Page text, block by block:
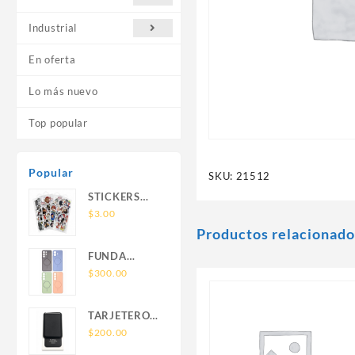
Industrial
En oferta
Lo más nuevo
Top popular
Popular
STICKERS
UNIVERSALES
$3.00
FUNDA
NOVA SAM
SIN SOPORTE
MAGNETICO
$300.00
TARJETERO
SIN SOPORTE
$200.00
SKU: 21512
Productos